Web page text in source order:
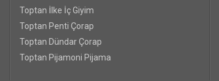
Toptan İlke İç Giyim
Toptan Penti Çorap
Toptan Dündar Çorap
Toptan Pijamoni Pijama